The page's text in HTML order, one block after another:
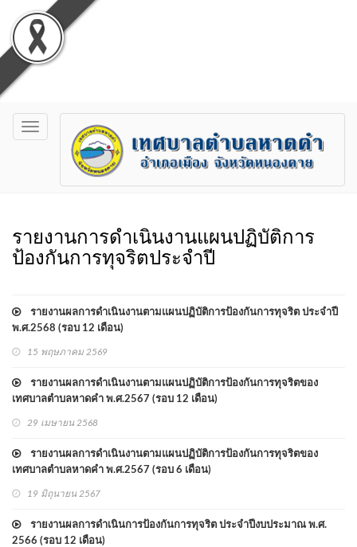
Toggle
navigation
รายงานการดำเนินงานแผนปฏิบัติการ
ป้องกันการทุจริตประจำปี
รายงานผลการดำเนินงานตามแผนปฏิบัติการป้องกันการทุจริต ประจำปี
พ.ศ.2568 (รอบ 12 เดือน)
15 พฤษภาคม 2569
รายงานผลการดำเนินงานตามแผนปฏิบัติการป้องกันการทุจริตของ
เทศบาลตำบลหาดคำ พ.ศ.2567 (รอบ 12 เดือน)
29 เมษายน 2568
รายงานผลการดำเนินงานตามแผนปฏิบัติการป้องกันการทุจริตของ
เทศบาลตำบลหาดคำ พ.ศ.2567 (รอบ 6 เดือน)
19 มิถุนายน 2567
รายงานผลการดำเนินการป้องกันการทุจริต ประจำปีงบประมาณ พ.ศ.
2566 (รอบ 12 เดือน)